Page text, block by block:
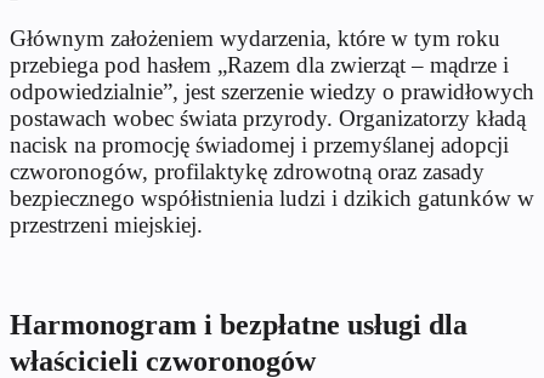
Głównym założeniem wydarzenia, które w tym roku
przebiega pod hasłem „Razem dla zwierząt – mądrze i
odpowiedzialnie”, jest szerzenie wiedzy o prawidłowych
postawach wobec świata przyrody. Organizatorzy kładą
nacisk na promocję świadomej i przemyślanej adopcji
czworonogów, profilaktykę zdrowotną oraz zasady
bezpiecznego współistnienia ludzi i dzikich gatunków w
przestrzeni miejskiej.
Harmonogram i bezpłatne usługi dla
właścicieli czworonogów